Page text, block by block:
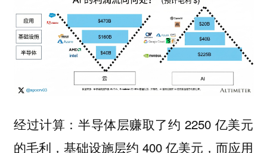
经过计算：半导体层赚取了约 2250 亿美元
的毛利，基础设施层约 400 亿美元，而应用